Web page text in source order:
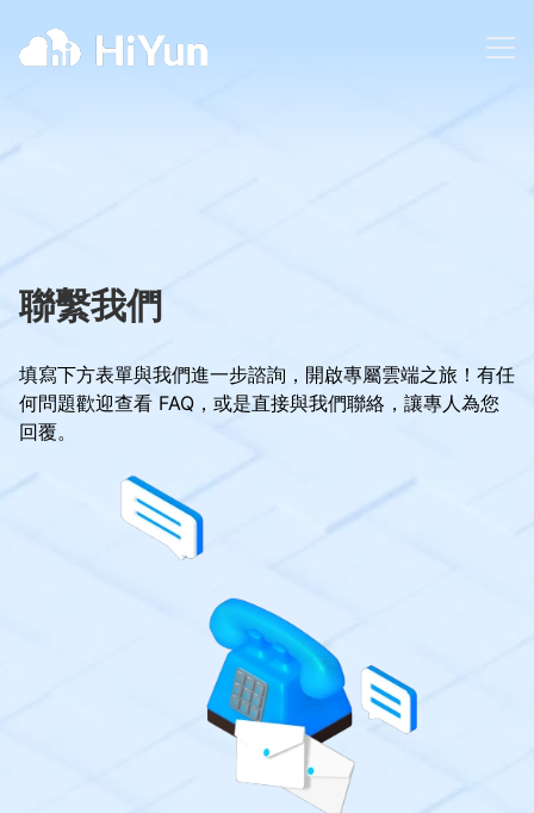
聯繫我們
填寫下方表單與我們進一步諮詢，開啟專屬雲端之旅！有任
何問題歡迎查看 FAQ，或是直接與我們聯絡，讓專人為您
回覆。